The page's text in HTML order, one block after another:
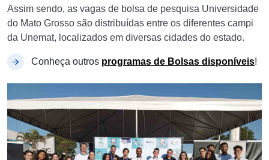
Assim sendo, as vagas de bolsa de pesquisa Universidade
do Mato Grosso são distribuídas entre os diferentes campi
da Unemat, localizados em diversas cidades do estado.
Conheça outros programas de Bolsas disponíveis!